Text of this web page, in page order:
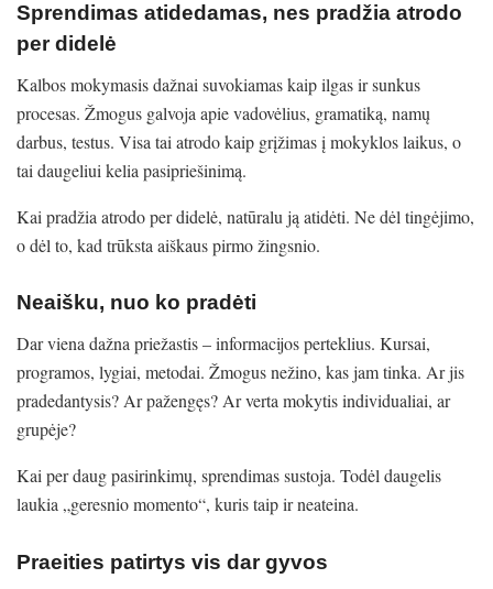
Sprendimas atidedamas, nes pradžia atrodo
per didelė
Kalbos mokymasis dažnai suvokiamas kaip ilgas ir sunkus
procesas. Žmogus galvoja apie vadovėlius, gramatiką, namų
darbus, testus. Visa tai atrodo kaip grįžimas į mokyklos laikus, o
tai daugeliui kelia pasipriešinimą.
Kai pradžia atrodo per didelė, natūralu ją atidėti. Ne dėl tingėjimo,
o dėl to, kad trūksta aiškaus pirmo žingsnio.
Neaišku, nuo ko pradėti
Dar viena dažna priežastis – informacijos perteklius. Kursai,
programos, lygiai, metodai. Žmogus nežino, kas jam tinka. Ar jis
pradedantysis? Ar pažengęs? Ar verta mokytis individualiai, ar
grupėje?
Kai per daug pasirinkimų, sprendimas sustoja. Todėl daugelis
laukia „geresnio momento“, kuris taip ir neateina.
Praeities patirtys vis dar gyvos